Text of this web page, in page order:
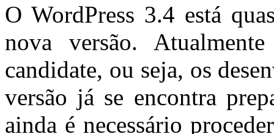
O WordPress 3.4 está
nova versão.
candidate, ou seja, os
versão já se encontra
ainda é necessário